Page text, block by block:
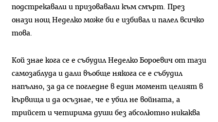
подстрекавали и призовавали към смърт. През
онази нощ Неделко може би е избивал и палел всичко
това.
Кой знае кога се е събудил Неделко Бороевич от тази
самозаблуда и дали въобще някога се е събудил
напълно, за да се погледне в един момент целият в
кървища и да осъзнае, че е убил не войната, а
трийсет и четирима души без абсолютно никаква